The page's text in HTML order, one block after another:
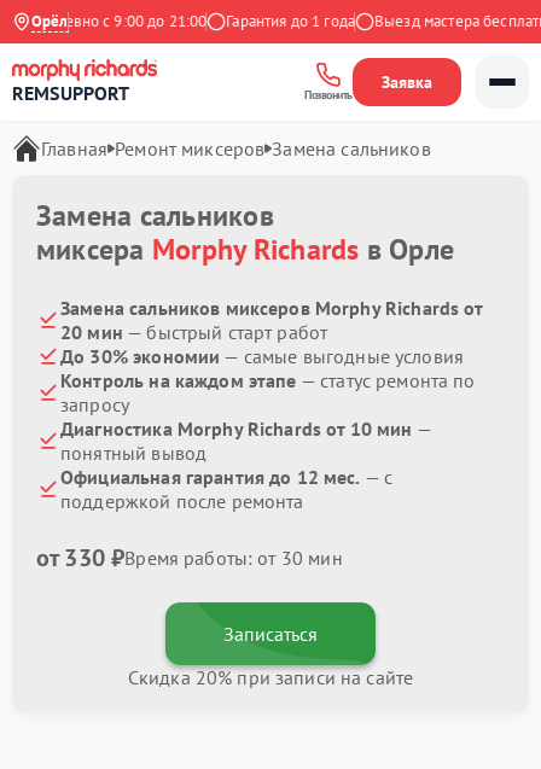
Орёл
Ежедневно с 9:00 до 21:00 Гарантия до 1 года Выезд мастера бесплатно
REMSUPPORT Позвонить
Заявка
Главная Ремонт миксеров Замена сальников
Замена сальников
миксера Morphy Richards в Орле
Замена сальников миксеров Morphy Richards от
20 мин — быстрый старт работ
До 30% экономии — самые выгодные условия
Контроль на каждом этапе — статус ремонта по
запросу
Диагностика Morphy Richards от 10 мин —
понятный вывод
Официальная гарантия до 12 мес. — с
поддержкой после ремонта
от 330 ₽Время работы: от 30 мин
Записаться
Скидка 20% при записи на сайте